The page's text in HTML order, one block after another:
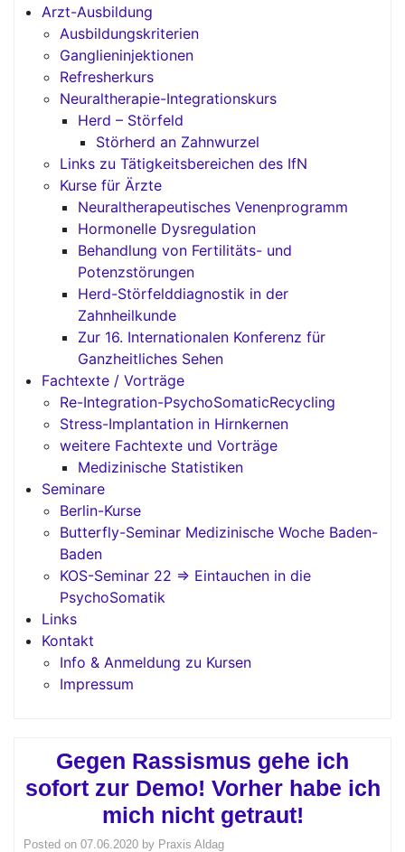
Arzt-Ausbildung
Ausbildungskriterien
Ganglieninjektionen
Refresherkurs
Neuraltherapie-Integrationskurs
Herd – Störfeld
Störherd an Zahnwurzel
Links zu Tätigkeitsbereichen des IfN
Kurse für Ärzte
Neuraltherapeutisches Venenprogramm
Hormonelle Dysregulation
Behandlung von Fertilitäts- und
Potenzstörungen
Herd-Störfelddiagnostik in der
Zahnheilkunde
Zur 16. Internationalen Konferenz für
Ganzheitliches Sehen
Fachtexte / Vorträge
Re-Integration-PsychoSomaticRecycling
Stress-Implantation in Hirnkernen
weitere Fachtexte und Vorträge
Medizinische Statistiken
Seminare
Berlin-Kurse
Butterfly-Seminar Medizinische Woche Baden-
Baden
KOS-Seminar 22 => Eintauchen in die
PsychoSomatik
Links
Kontakt
Info & Anmeldung zu Kursen
Impressum
Gegen Rassismus gehe ich
sofort zur Demo! Vorher habe ich
mich nicht getraut!
Posted on 07.06.2020 by Praxis Aldag